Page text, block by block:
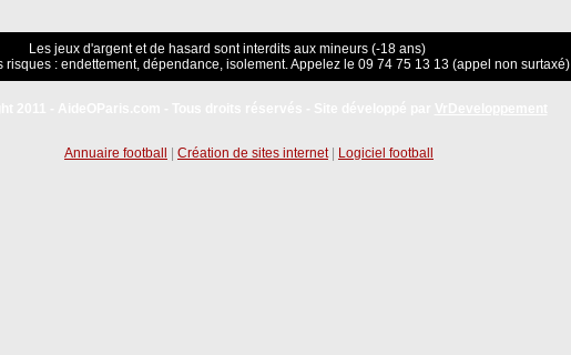
Les jeux d'argent et de hasard sont interdits aux mineurs (-18 ans)
risques : endettement, dépendance, isolement. Appelez le 09 74 75 13 13 (appel non surtaxé)
Annuaire football Création de sites internet| Logiciel football